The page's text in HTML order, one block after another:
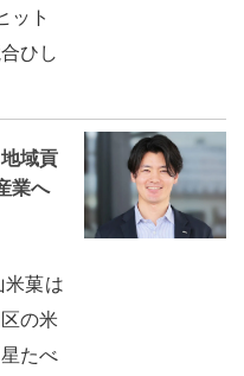
ット
ひし
域貢
業へ
菓は
の米
たべ